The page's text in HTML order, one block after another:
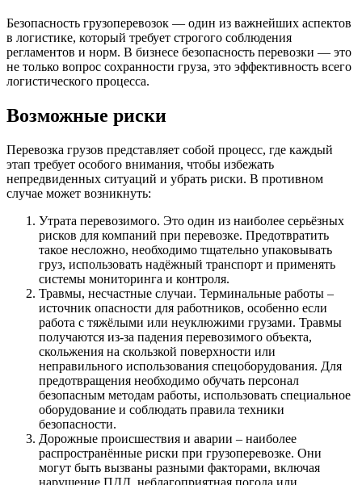
Безопасность грузоперевозок — один из важнейших аспектов
в логистике, который требует строгого соблюдения
регламентов и норм. В бизнесе безопасность перевозки — это
не только вопрос сохранности груза, это эффективность всего
логистического процесса.
Возможные риски
Перевозка грузов представляет собой процесс, где каждый
этап требует особого внимания, чтобы избежать
непредвиденных ситуаций и убрать риски. В противном
случае может возникнуть:
Утрата перевозимого. Это один из наиболее серьёзных
рисков для компаний при перевозке. Предотвратить
такое несложно, необходимо тщательно упаковывать
груз, использовать надёжный транспорт и применять
системы мониторинга и контроля.
Травмы, несчастные случаи. Терминальные работы –
источник опасности для работников, особенно если
работа с тяжёлыми или неуклюжими грузами. Травмы
получаются из-за падения перевозимого объекта,
скольжения на скользкой поверхности или
неправильного использования спецоборудования. Для
предотвращения необходимо обучать персонал
безопасным методам работы, использовать специальное
оборудование и соблюдать правила техники
безопасности.
Дорожные происшествия и аварии – наиболее
распространённые риски при грузоперевозке. Они
могут быть вызваны разными факторами, включая
нарушение ПДД, неблагоприятная погода или